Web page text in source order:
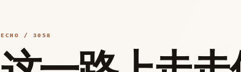
ECHO / 3058